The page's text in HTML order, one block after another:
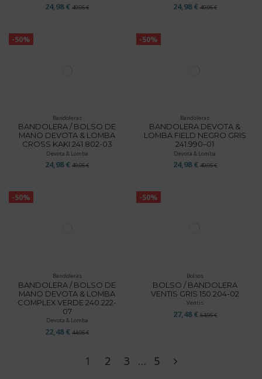
24,98 €49,95 € 24,98 € 49,95 €
-50%
Bandoleras
BANDOLERA / BOLSO DE
MANO DEVOTA & LOMBA
CROSS KAKI 241.802-03
Devota & Lomba
24,98 €49,95 €
-50%
Bandoleras
BANDOLERA DEVOTA &
LOMBA FIELD NEGRO GRIS
241.990–01
Devota & Lomba
24,98 € 49,95 €
-50%
Bandoleras
BANDOLERA / BOLSO DE
MANO DEVOTA & LOMBA
COMPLEX VERDE 240.222-
07
Devota & Lomba
22,48 €44,95 €
-50%
Bolsos
BOLSO / BANDOLERA
VENTIS GRIS 150.204-02
Ventis
27,48 € 54,95 €
1 2 3 … 5